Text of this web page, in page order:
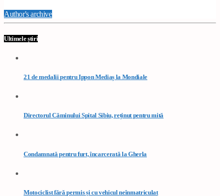
Author's archive
Ultimele știri
21 de medalii pentru Ippon Mediaș la Mondiale
Directorul Căminului Spital Sibiu, reținut pentru mită
Condamnată pentru furt, încarcerată la Gherla
Motociclist fără permis și cu vehicul neînmatriculat